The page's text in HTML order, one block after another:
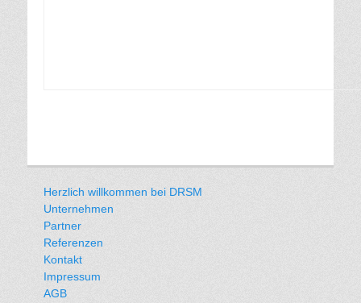
Herzlich willkommen bei DRSM
Unternehmen
Partner
Referenzen
Kontakt
Impressum
AGB